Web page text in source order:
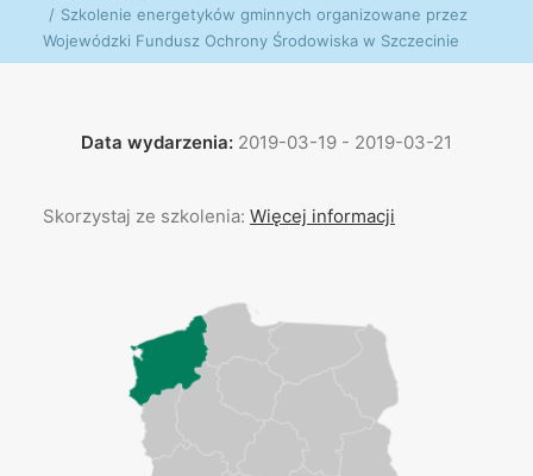
Szkolenie energetyków gminnych organizowane przez
Wojewódzki Fundusz Ochrony Środowiska w Szczecinie
Data wydarzenia: 2019-03-19 - 2019-03-21
Skorzystaj ze szkolenia: Więcej informacji